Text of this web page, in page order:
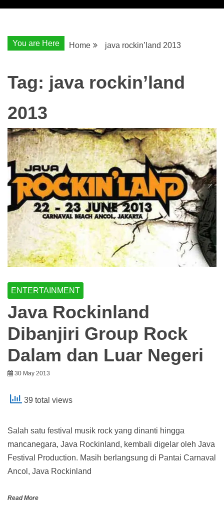
You are Here Home java rockin’land 2013
Tag: java rockin’land
2013
ENTERTAINMENT
Java Rockinland
Dibanjiri Group Rock
Dalam dan Luar Negeri
30 May 2013
39 total views
Salah satu festival musik rock yang dinanti hingga
mancanegara, Java Rockinland, kembali digelar oleh Java
Festival Production. Masih berlangsung di Pantai Carnaval
Ancol, Java Rockinland
Read More